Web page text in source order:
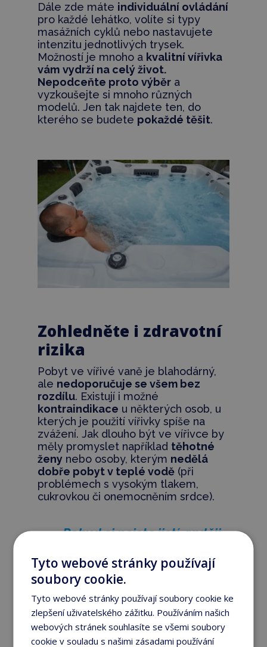
Dále zde máte individuální ovládání
pro každé lehátko, volíte si typy
masážních cyklů nebo nastavujete
intenzitu jednotlivých trysek.
Možností je mnoho a kvalitní vířivka
vám vydrží na celý život.
Nepodceňte proto výběra
vyzkoušejte si mnoho různých
modelů. Jen tak najdete ten, do
kterého se budete pokaždé těšit.
Zohledněte i zdravotní
rizika
Pobyt ve vířivé vaně je blahodárný,
ale nedoporučuje se všem bez
rozdílu. Existují i možné
kontraindikace u některých osob, u
kterých je použití vířivky spíše na
zvážení. Jak dlouho být ve vířivce by
měly promyslet například těhotné
ženynebo osoby, kterým nedělá
dobře pobyt v teplé vodě(při
problémech s vysokým tlakem,
cukrovkou či onemocněním srdce).
„Pokud si nejste jistí, raději
Užitečné rady při
využití vířivky
Před vstupem do vířivky byste
Tyto webové stránky používají
soubory cookie.
Tyto webové stránky používají soubory cookie ke
zlepšení uživatelského zážitku. Používáním našich
webových stránek souhlasíte se všemi soubory
cookie v souladu s našimi zásadami používání